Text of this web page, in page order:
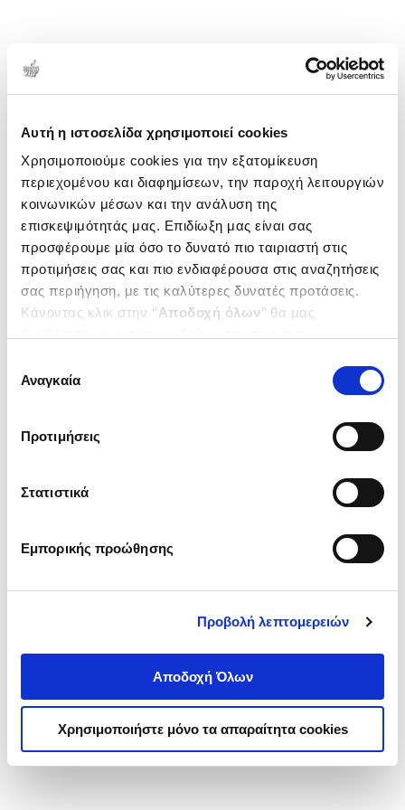
Αυτή η ιστοσελίδα χρησιμοποιεί cookies
Χρησιμοποιούμε cookies για την εξατομίκευση
περιεχομένου και διαφημίσεων, την παροχή λειτουργιών
κοινωνικών μέσων και την ανάλυση της
επισκεψιμότητάς μας. Επιδίωξη μας είναι σας
προσφέρουμε μία όσο το δυνατό πιο ταιριαστή στις
προτιμήσεις σας και πιο ενδιαφέρουσα στις αναζητήσεις
σας περιήγηση, με τις καλύτερες δυνατές προτάσεις.
Κάνοντας κλικ στην ‘’Αποδοχή όλων’’ θα μας
ενδιαφέρουν και να επιλέξετε από τα παρακάτω με την
΄΄και να ενημερωθείτε σχετικά με
συγκατάθεσης
Αναγκαία
Προτιμήσεις
Στατιστικά
Εμπορικής προώθησης
Προβολή λεπτομερειών
Αποδοχή Όλων
Χρησιμοποιήστε μόνο τα απαραίτητα cookies